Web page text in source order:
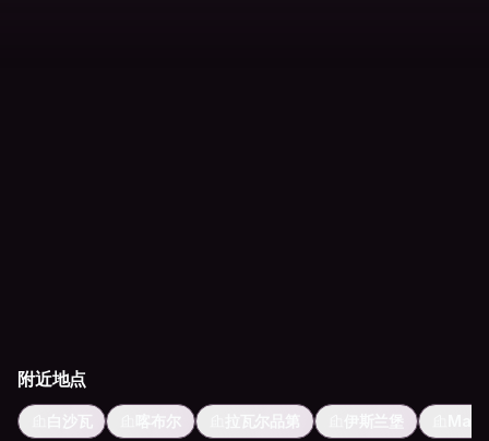
附近地点
白沙瓦 喀布尔 拉瓦尔品第 伊斯兰堡